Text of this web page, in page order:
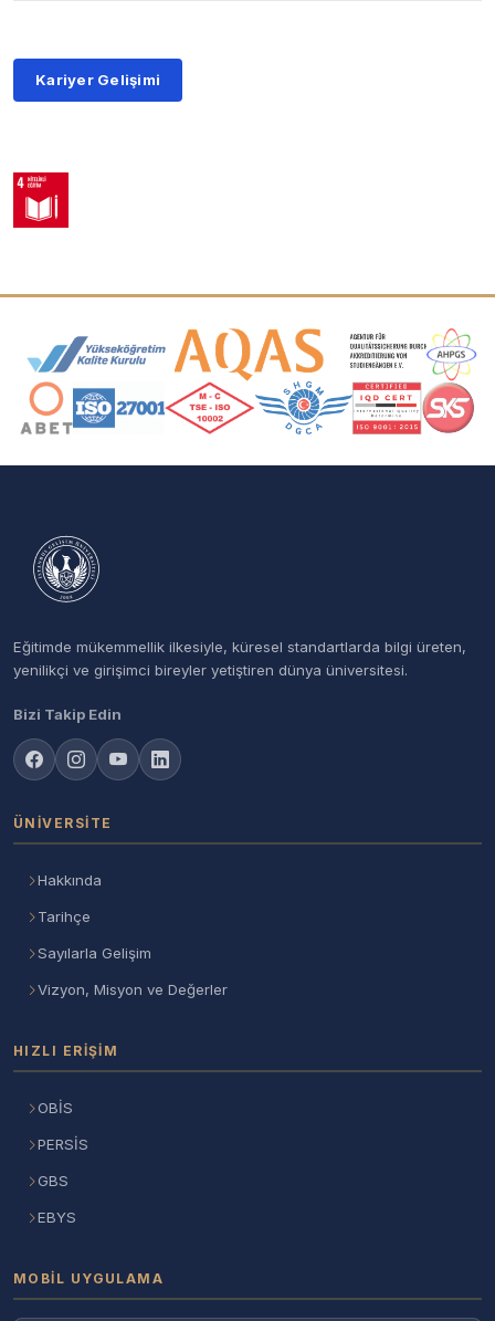
Kariyer Gelişimi
Akreditasyon ve Üyelik Logoları
Eğitimde mükemmellik ilkesiyle, küresel standartlarda bilgi üreten,
yenilikçi ve girişimci bireyler yetiştiren dünya üniversitesi.
Bizi Takip Edin
ÜNIVERSITE
Hakkında
Tarihçe
Sayılarla Gelişim
Vizyon, Misyon ve Değerler
HIZLI ERIŞIM
OBİS
PERSİS
GBS
EBYS
MOBIL UYGULAMA